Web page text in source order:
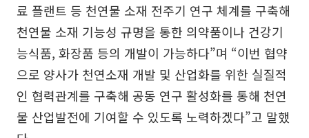
료 플랜트 등 천연물 소재 전주기 연구 체계를 구축해
천연물 소재 기능성 규명을 통한 의약품이나 건강기
능식품, 화장품 등의 개발이 가능하다”며 “이번 협약
으로 양사가 천연소재 개발 및 산업화를 위한 실질적
인 협력관계를 구축해 공동 연구 활성화를 통해 천연
물 산업발전에 기여할 수 있도록 노력하겠다”고 말했